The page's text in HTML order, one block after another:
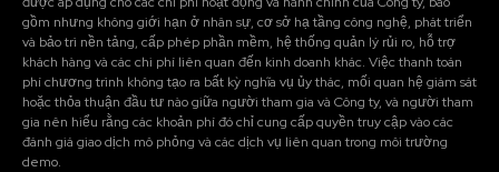
gồm nhưng không giới hạn ở nhân sự, cơ sở hạ tầng công nghệ, phát triển
và bảo trì nền tảng, cấp phép phần mềm, hệ thống quản lý rủi ro, hỗ trợ
khách hàng và các chi phí liên quan đến kinh doanh khác. Việc thanh toán
phí chương trình không tạo ra bất kỳ nghĩa vụ ủy thác, mối quan hệ giám sát
hoặc thỏa thuận đầu tư nào giữa người tham gia và Công ty, và người tham
gia nên hiểu rằng các khoản phí đó chỉ cung cấp quyền truy cập vào các
đánh giá giao dịch mô phỏng và các dịch vụ liên quan trong môi trường
demo.